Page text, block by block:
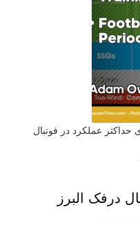
حداکثر عملکرد در فوتبال
درفک البرز